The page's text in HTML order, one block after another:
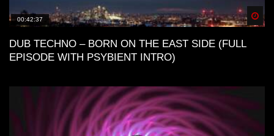
00:42:37
DUB TECHNO – BORN ON THE EAST SIDE (FULL
EPISODE WITH PSYBIENT INTRO)